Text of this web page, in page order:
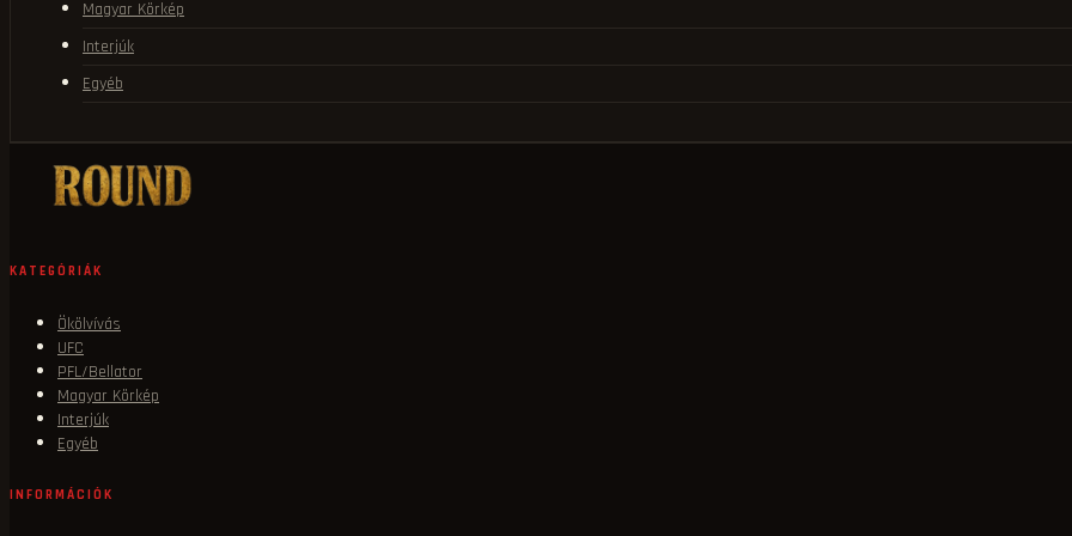
Magyar Körkép
Interjúk
Egyéb
KATEGÓRIÁK
Ökölvívás
UFC
PFL/Bellator
Magyar Körkép
Interjúk
Egyéb
INFORMÁCIÓK